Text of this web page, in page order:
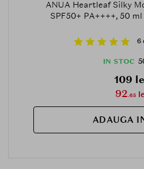
ANUA Heartleaf Silky
SPF50+ PA++++, 50
6
IN STOC
109
92.65
ADAUGA